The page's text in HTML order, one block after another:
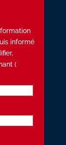
informé
(